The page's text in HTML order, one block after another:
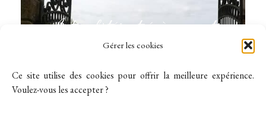
Gérer les cookies
Ce site utilise des cookies pour offrir la meilleure expérience.
Voulez-vous les accepter ?
Actualités et évènements
Voir les actus